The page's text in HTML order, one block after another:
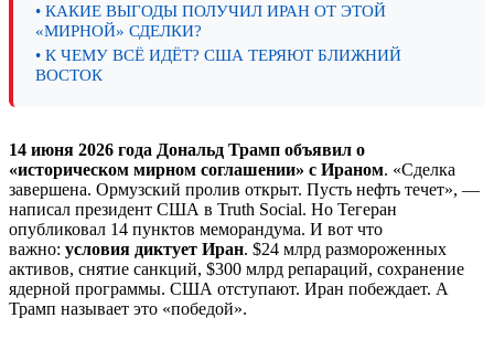
• КАКИЕ ВЫГОДЫ ПОЛУЧИЛ ИРАН ОТ ЭТОЙ
«МИРНОЙ» СДЕЛКИ?
• К ЧЕМУ ВСЁ ИДЁТ? США ТЕРЯЮТ БЛИЖНИЙ
ВОСТОК
14 июня 2026 года Дональд Трамп объявил о
«историческом мирном соглашении» с Ираном. «Сделка
завершена. Ормузский пролив открыт. Пусть нефть течет», —
написал президент США в Truth Social. Но Тегеран
опубликовал 14 пунктов меморандума. И вот что
важно: условия диктует Иран. $24 млрд размороженных
активов, снятие санкций, $300 млрд репараций, сохранение
ядерной программы. США отступают. Иран побеждает. А
Трамп называет это «победой».